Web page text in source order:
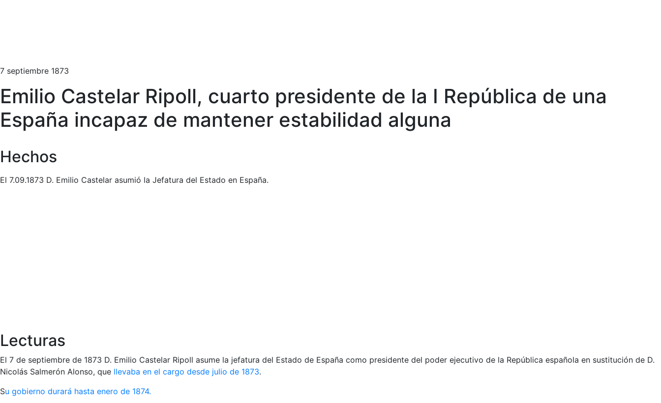
7 septiembre 1873
Emilio Castelar Ripoll, cuarto presidente de la I República de una
España incapaz de mantener estabilidad alguna
Hechos
El 7.09.1873 D. Emilio Castelar asumió la Jefatura del Estado en España.
Lecturas
El 7 de septiembre de 1873 D. Emilio Castelar Ripoll asume la jefatura del Estado de España como presidente del poder ejecutivo de la República española en sustitución de D.
Nicolás Salmerón Alonso, que llevaba en el cargo desde julio de 1873.
Su gobierno durará hasta enero de 1874.